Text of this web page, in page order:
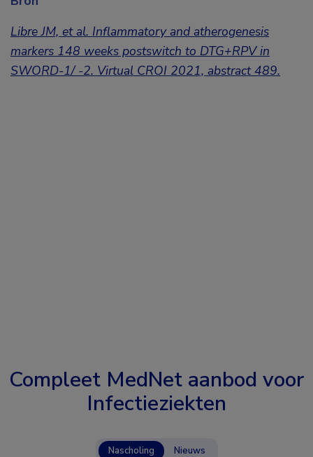
Libre JM, et al. Inflammatory and atherogenesis
markers 148 weeks postswitch to DTG+RPV in
SWORD-1/ -2. Virtual CROI 2021, abstract 489.
Compleet MedNet aanbod voor
Infectieziekten
Nascholing Nieuws